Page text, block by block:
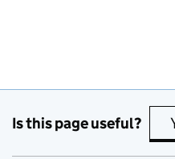
Is this page useful?